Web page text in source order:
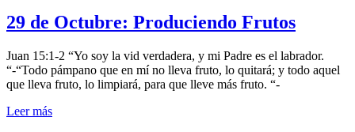
29 de Octubre: Produciendo Frutos
Juan 15:1-2 “Yo soy la vid verdadera, y mi Padre es el labrador.
“-“Todo pámpano que en mí no lleva fruto, lo quitará; y todo aquel
que lleva fruto, lo limpiará, para que lleve más fruto. “-
Leer más